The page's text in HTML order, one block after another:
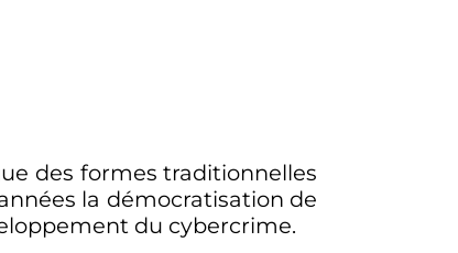
des formes traditionnelles
la démocratisation de
du cybercrime.